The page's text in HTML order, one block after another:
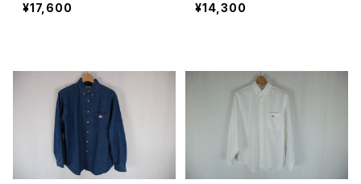
¥17,600 ¥14,300